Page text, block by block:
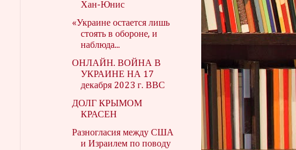
Хан-Юнис
«Украине остается лишь
стоять в обороне, и
наблюда...
ОНЛАЙН. ВОЙНА В
УКРАИНЕ НА 17
декабря 2023 г. ВВС
ДОЛГ КРЫМОМ
КРАСЕН
Разногласия между США
и Израилем по поводу